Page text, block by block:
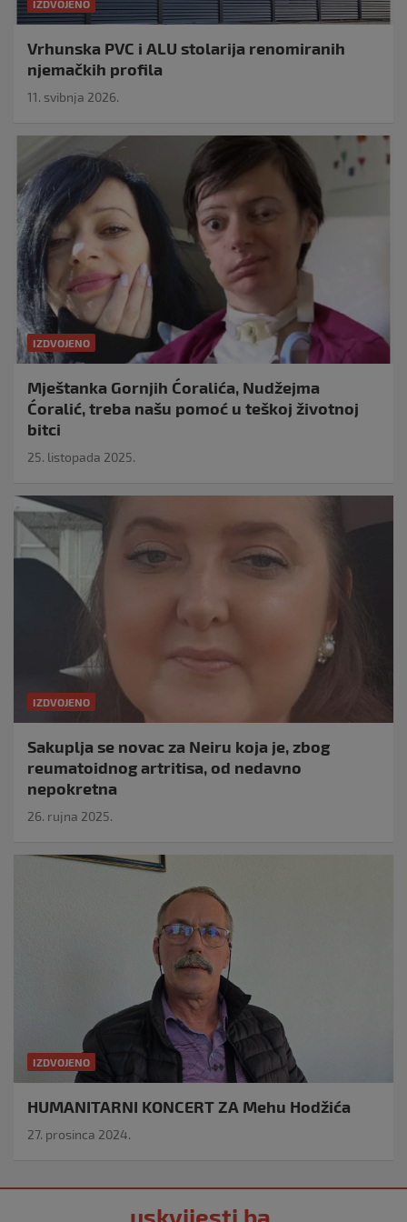
IZDVOJENO
Vrhunska PVC i ALU stolarija renomiranih
njemačkih profila
11. svibnja 2026.
IZDVOJENO
Mještanka Gornjih Ćoralića, Nudžejma
Ćoralić, treba našu pomoć u teškoj životnoj
bitci
25. listopada 2025.
IZDVOJENO
Sakuplja se novac za Neiru koja je, zbog
reumatoidnog artritisa, od nedavno
nepokretna
26. rujna 2025.
IZDVOJENO
HUMANITARNI KONCERT ZA Mehu Hodžića
27. prosinca 2024.
uskvijesti.ba